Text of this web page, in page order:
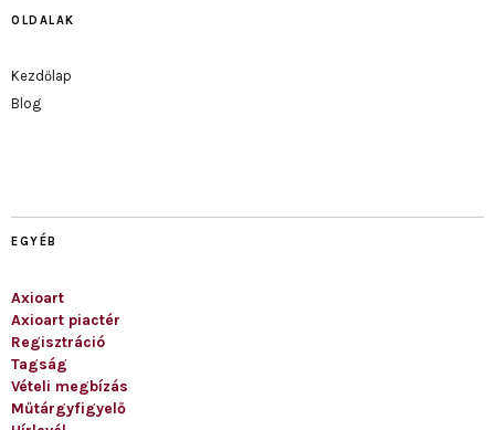
OLDALAK
Kezdőlap
Blog
EGYÉB
Axioart
Axioart piactér
Regisztráció
Tagság
Vételi megbízás
Műtárgyfigyelő